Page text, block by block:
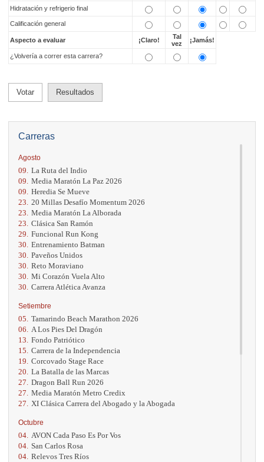
Carreras
Agosto
09. La Ruta del Indio
09. Media Maratón La Paz 2026
09. Heredia Se Mueve
23. 20 Millas Desafío Momentum 2026
23. Media Maratón La Alborada
23. Clásica San Ramón
29. Funcional Run Kong
30. Entrenamiento Batman
30. Paveños Unidos
30. Reto Moraviano
30. Mi Corazón Vuela Alto
30. Carrera Atlética Avanza
Setiembre
05. Tamarindo Beach Marathon 2026
06.
A Los Pies Del Dragón
13. Fondo Patriótico
15. Carrera de la Independencia
19. Corcovado Stage Race
20. La Batalla de las Marcas
27. Dragon Ball Run 2026
27. Media Maratón Metro Credix
27.
XI Clásica Carrera del Abogado y la Abogada
Octubre
04. AVON Cada Paso Es Por Vos
04. San Carlos Rosa
04. Relevos Tres Ríos
Hidratación y refrigerio final
Calificación general
Aspecto a evaluar ¡Claro!
Tal
vez
¡Jamás!
¿Volvería a correr esta carrera?
Votar Resultados